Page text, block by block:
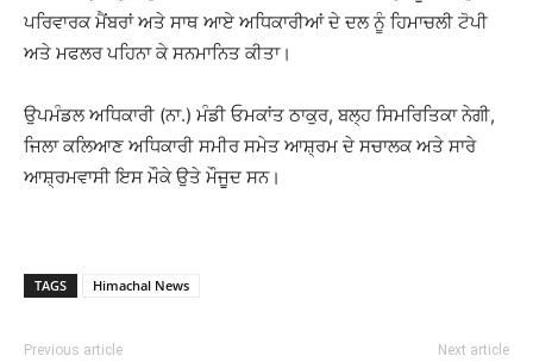
ਪਰਿਵਾਰਕ ਮੈਂਬਰਾਂ ਅਤੇ ਸਾਥ ਆਏ ਅਧਿਕਾਰੀਆਂ ਦੇ ਦਲ ਨੂੰ ਹਿਮਾਚਲੀ ਟੋਪੀ
ਅਤੇ ਮਫਲਰ ਪਹਿਨਾ ਕੇ ਸਨਮਾਨਿਤ ਕੀਤਾ।
ਉਪਮੰਡਲ ਅਧਿਕਾਰੀ (ਨਾ.) ਮੰਡੀ ਓਮਕਾਂਤ ਠਾਕੁਰ, ਬਲ੍ਹ ਸਿਮਰਿਤਿਕਾ ਨੇਗੀ,
ਜਿਲਾ ਕਲਿਆਣ ਅਧਿਕਾਰੀ ਸਮੀਰ ਸਮੇਤ ਆਸ਼੍ਰਮ ਦੇ ਸਚਾਲਕ ਅਤੇ ਸਾਰੇ
ਆਸ਼੍ਰਮਵਾਸੀ ਇਸ ਮੌਕੇ ਉਤੇ ਮੌਜੂਦ ਸਨ।
TAGS Himachal News
Previous article Next article